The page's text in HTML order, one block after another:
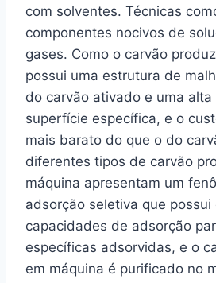
com solventes. Técnicas
componentes nocivos de
gases. Como o carvão
possui uma estrutura de
do carvão ativado e uma alta
superfície específica, e o
mais barato do que o do
diferentes tipos de carvão
máquina apresentam um
adsorção seletiva que
capacidades de adsorção
específicas adsorvidas, e o
em máquina é purificado no